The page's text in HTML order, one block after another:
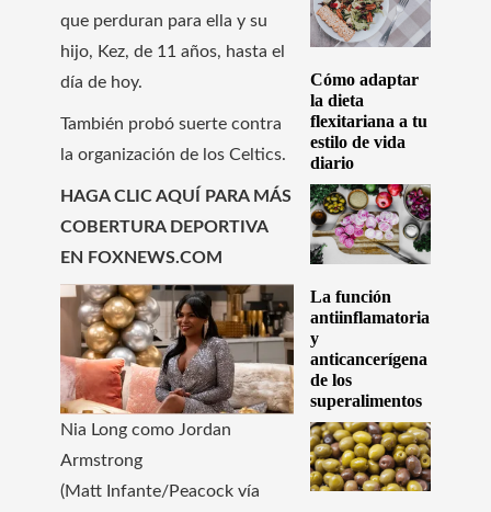
que perduran para ella y su
hijo, Kez, de 11 años, hasta el
día de hoy.
También probó suerte contra
la organización de los Celtics.
HAGA CLIC AQUÍ PARA MÁS
COBERTURA DEPORTIVA
EN FOXNEWS.COM
Nia Long como Jordan
Armstrong
(Matt Infante/Peacock vía
Cómo adaptar
la dieta
flexitariana a tu
estilo de vida
diario
La función
antiinflamatoria
y
anticancerígena
de los
superalimentos